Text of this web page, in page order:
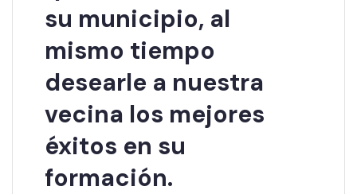
su municipio, al
mismo tiempo
desearle a nuestra
vecina los mejores
éxitos en su
formación.